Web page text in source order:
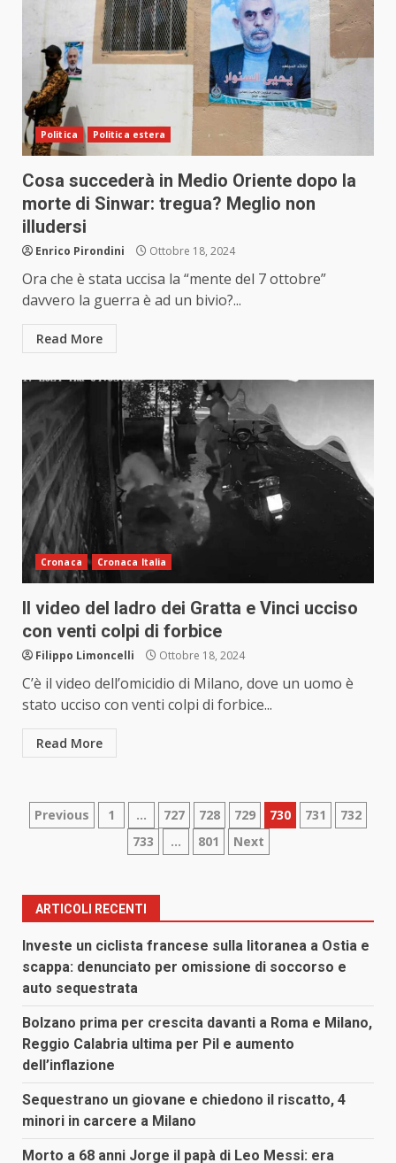
Politica Politica estera
Cosa succederà in Medio Oriente dopo la
morte di Sinwar: tregua? Meglio non
illudersi
Enrico Pirondini Ottobre 18, 2024
Ora che è stata uccisa la “mente del 7 ottobre”
davvero la guerra è ad un bivio?...
Read More
Cronaca Cronaca Italia
Il video del ladro dei Gratta e Vinci ucciso
con venti colpi di forbice
Filippo Limoncelli Ottobre 18, 2024
C’è il video dell’omicidio di Milano, dove un uomo è
stato ucciso con venti colpi di forbice...
Read More
Paginazione
articoli
Previous 1 … 727 728 729 730 731
732
733
… 801 Next
ARTICOLI RECENTI
Investe un ciclista francese sulla litoranea a Ostia e
scappa: denunciato per omissione di soccorso e
auto sequestrata
Bolzano prima per crescita davanti a Roma e Milano,
Reggio Calabria ultima per Pil e aumento
dell’inflazione
Sequestrano un giovane e chiedono il riscatto, 4
minori in carcere a Milano
Morto a 68 anni Jorge il papà di Leo Messi: era